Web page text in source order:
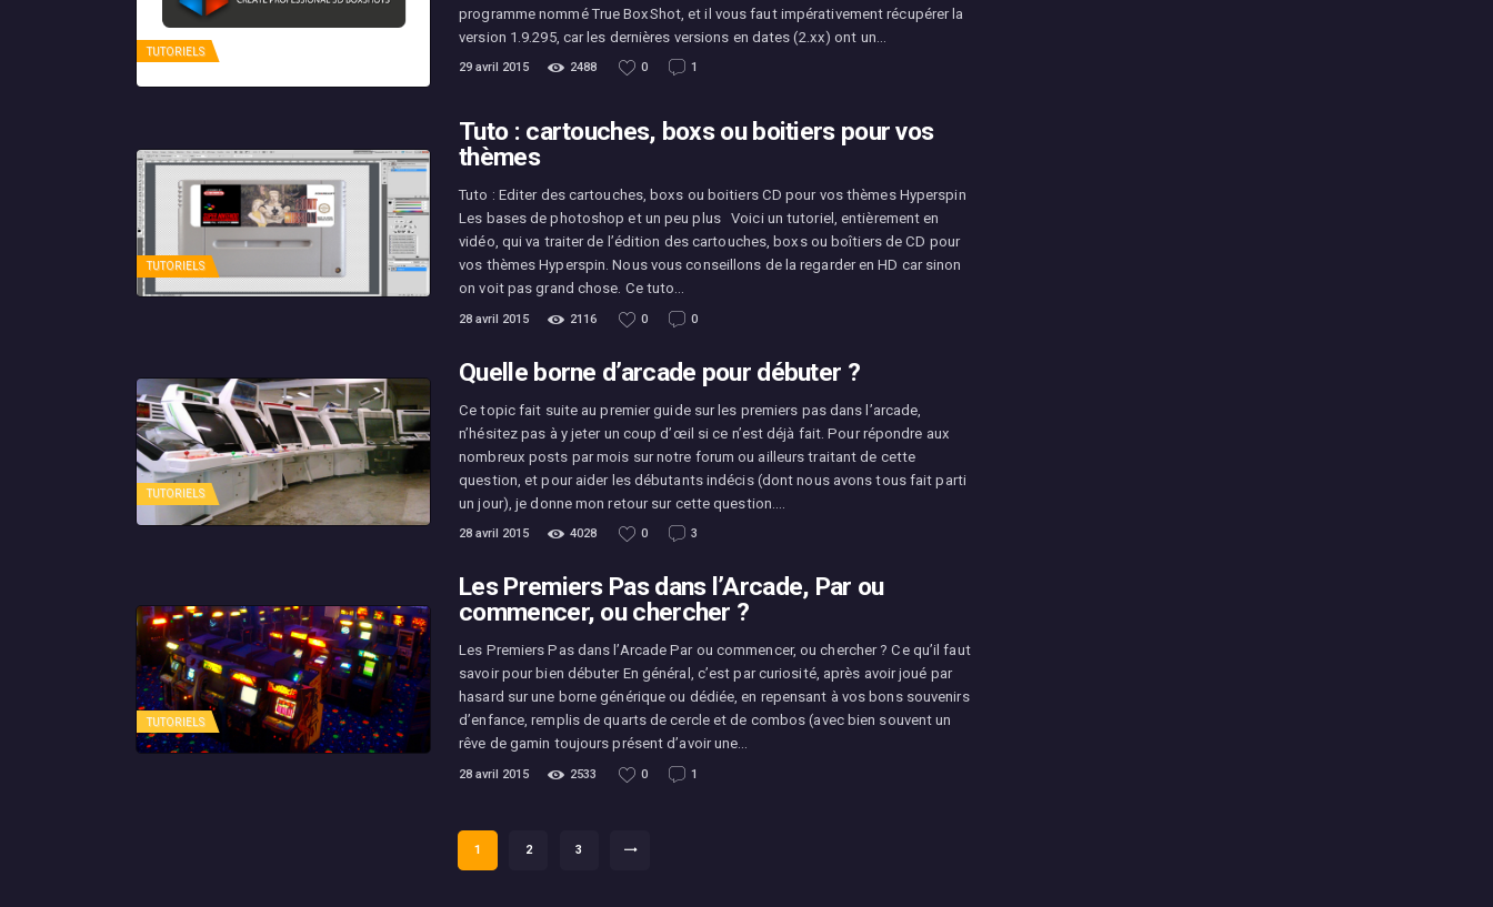
TUTORIELS
programme nommé True BoxShot, et il vous faut impérativement récupérer la
version 1.9.295, car les dernières versions en dates (2.xx) ont un…
29 avril 2015 2488 0 1
TUTORIELS
Tuto : cartouches, boxs ou boitiers pour vos
thèmes
Tuto : Editer des cartouches, boxs ou boitiers CD pour vos thèmes Hyperspin
Les bases de photoshop et un peu plus Voici un tutoriel, entièrement en
vidéo, qui va traiter de l’édition des cartouches, boxs ou boîtiers de CD pour
vos thèmes Hyperspin. Nous vous conseillons de la regarder en HD car sinon
on voit pas grand chose. Ce tuto…
28 avril 2015 2116 0 0
TUTORIELS
Quelle borne d’arcade pour débuter ?
Ce topic fait suite au premier guide sur les premiers pas dans l’arcade,
n’hésitez pas à y jeter un coup d’œil si ce n’est déjà fait. Pour répondre aux
nombreux posts par mois sur notre forum ou ailleurs traitant de cette
question, et pour aider les débutants indécis (dont nous avons tous fait parti
un jour), je donne mon retour sur cette question.…
28 avril 2015 4028 0 3
TUTORIELS
Les Premiers Pas dans l’Arcade, Par ou
commencer, ou chercher ?
Les Premiers Pas dans l’Arcade Par ou commencer, ou chercher ? Ce qu’il faut
savoir pour bien débuter En général, c’est par curiosité, après avoir joué par
hasard sur une borne générique ou dédiée, en repensant à vos bons souvenirs
d’enfance, remplis de quarts de cercle et de combos (avec bien souvent un
rêve de gamin toujours présent d’avoir une…
28 avril 2015 2533 0 1
PAGE
1 PAGE
2 PAGE
3